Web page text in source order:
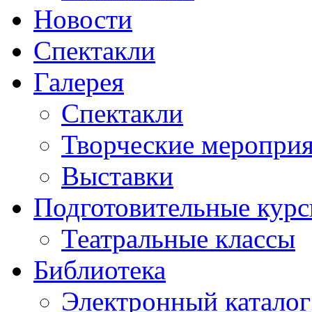
Новости
Спектакли
Галерея
Спектакли
Творческие
Выставки
Подготовительные
Театральные классы
Библиотека
Электронный каталог